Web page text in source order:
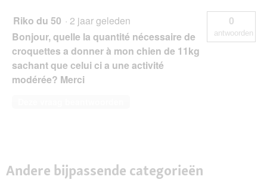
Riko du 50 · 2 jaar geleden
Bonjour, quelle la quantité nécessaire de
croquettes a donner à mon chien de 11kg
sachant que celui ci a une activité
modérée? Merci
0
antwoorden
Andere bijpassende categorieën